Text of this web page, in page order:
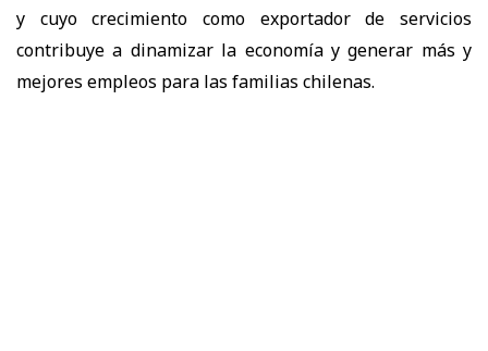
y cuyo crecimiento como exportador de servicios
contribuye a dinamizar la economía y generar más y
mejores empleos para las familias chilenas.